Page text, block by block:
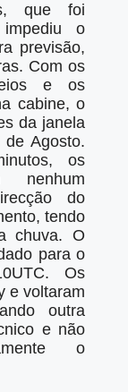
que foi
o
previsão,
Com os
e os
cabine, o
da janela
Agosto.
os
nenhum
do
tendo
chuva. O
para o
Os
e voltaram
outra
e não
o